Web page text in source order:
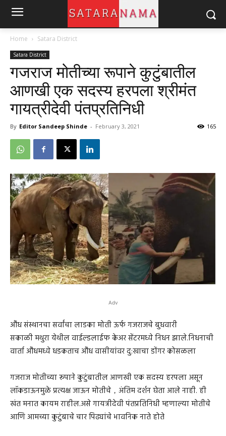
Home Satara District
Satara District
गजराज मोतीच्या रूपाने कुटुंबातील
आणखी एक सदस्य हरपला श्रीमंत
गायत्रीदेवी पंतप्रतिनिधी
By Editor Sandeep Shinde - February 3, 2021 165
Adv
औंध संस्थानचा सर्वांचा लाडका मोती ऊर्फ गजराजचे बुधवारी
सकाळी मथुरा येथील वाईल्डलाईफ केअर सेंटरमध्ये निधन झाले.निधनाची
वार्ता औंधमध्ये धडकताच औंध वासीयांवर दु:खाचा डोंगर कोसळला
गजराज मोतीच्या रूपाने कुटुंबातील आणखी एक सदस्य हरपला असून
लॉकडाऊनमुळे प्रत्यक्ष जाऊन मोतीचे，अंतिम दर्शन घेता आले नाही. ही
खंत मनात कायम राहील.असे गायत्रीदेवी पंतप्रतिनिधी म्हणाल्या मोतीचे
आणि आमच्या कुटुंबाचे चार पिढ्यांचे भावनिक नाते होते